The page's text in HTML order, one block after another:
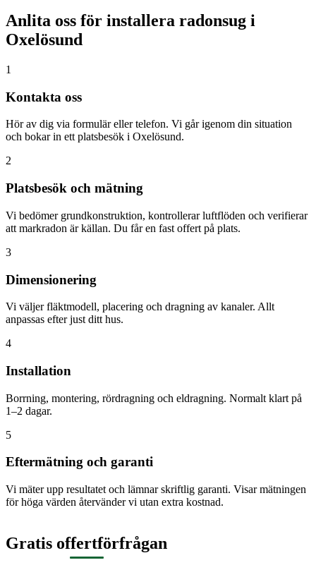
Anlita oss för installera radonsug i
Oxelösund
1
Kontakta oss
Hör av dig via formulär eller telefon. Vi går igenom din situation
och bokar in ett platsbesök i Oxelösund.
2
Platsbesök och mätning
Vi bedömer grundkonstruktion, kontrollerar luftflöden och verifierar
att markradon är källan. Du får en fast offert på plats.
3
Dimensionering
Vi väljer fläktmodell, placering och dragning av kanaler. Allt
anpassas efter just ditt hus.
4
Installation
Borrning, montering, rördragning och eldragning. Normalt klart på
1–2 dagar.
5
Eftermätning och garanti
Vi mäter upp resultatet och lämnar skriftlig garanti. Visar mätningen
för höga värden återvänder vi utan extra kostnad.
Gratis offertförfrågan